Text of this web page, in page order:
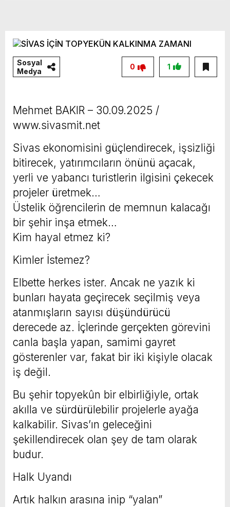
Sosyal
Medya
1
0
Mehmet BAKIR – 30.09.2025 /
www.sivasmit.net
Sivas ekonomisini güçlendirecek, işsizliği
bitirecek, yatırımcıların önünü açacak,
yerli ve yabancı turistlerin ilgisini çekecek
projeler üretmek…
Üstelik öğrencilerin de memnun kalacağı
bir şehir inşa etmek…
Kim hayal etmez ki?
Kimler İstemez?
Elbette herkes ister. Ancak ne yazık ki
bunları hayata geçirecek seçilmiş veya
atanmışların sayısı düşündürücü
derecede az. İçlerinde gerçekten görevini
canla başla yapan, samimi gayret
gösterenler var, fakat bir iki kişiyle olacak
iş değil.
Bu şehir topyekûn bir elbirliğiyle, ortak
akılla ve sürdürülebilir projelerle ayağa
kalkabilir. Sivas’ın geleceğini
şekillendirecek olan şey de tam olarak
budur.
Halk Uyandı
Artık halkın arasına inip “yalan”